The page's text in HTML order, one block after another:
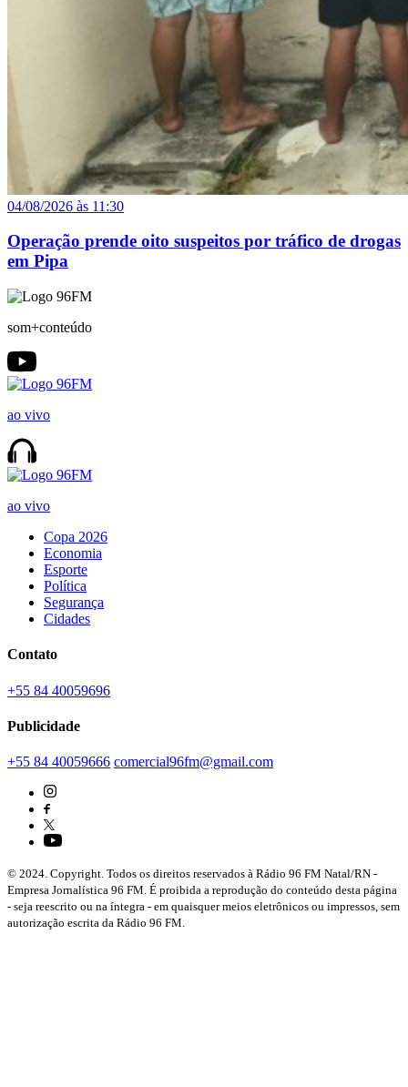
04/08/2026 às 11:30
Operação prende oito suspeitos por tráfico de drogas
em Pipa
som+conteúdo
ao vivo
ao vivo
Copa 2026
Economia
Esporte
Política
Segurança
Cidades
Contato
+55 84 40059696
Publicidade
+55 84 40059666 comercial96fm@gmail.com
© 2024. Copyright. Todos os direitos reservados à Rádio 96 FM Natal/RN -
Empresa Jornalística 96 FM. É proibida a reprodução do conteúdo desta página
- seja reescrito ou na íntegra - em quaisquer meios eletrônicos ou impressos, sem
autorização escrita da Rádio 96 FM.